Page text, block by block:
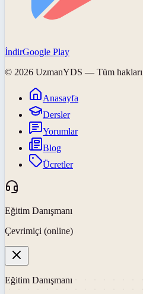
İndirGoogle Play
© 2026 UzmanYDS — Tüm hakları
Anasayfa
Dersler
Yorumlar
Blog
Ücretler
Eğitim Danışmanı
Çevrimiçi (online)
Eğitim Danışmanı